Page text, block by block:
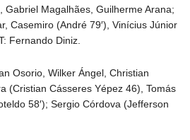
Gabriel Magalhães, Guilherme Arana;
Casemiro (André 79′), Vinícius Júnior
Fernando Diniz.
Osorio, Wilker Ángel, Christian
(Cristian Cásseres Yépez 46), Tomás
58′); Sergio Córdova (Jefferson